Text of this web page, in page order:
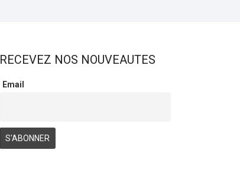
RECEVEZ NOS NOUVEAUTES
Email